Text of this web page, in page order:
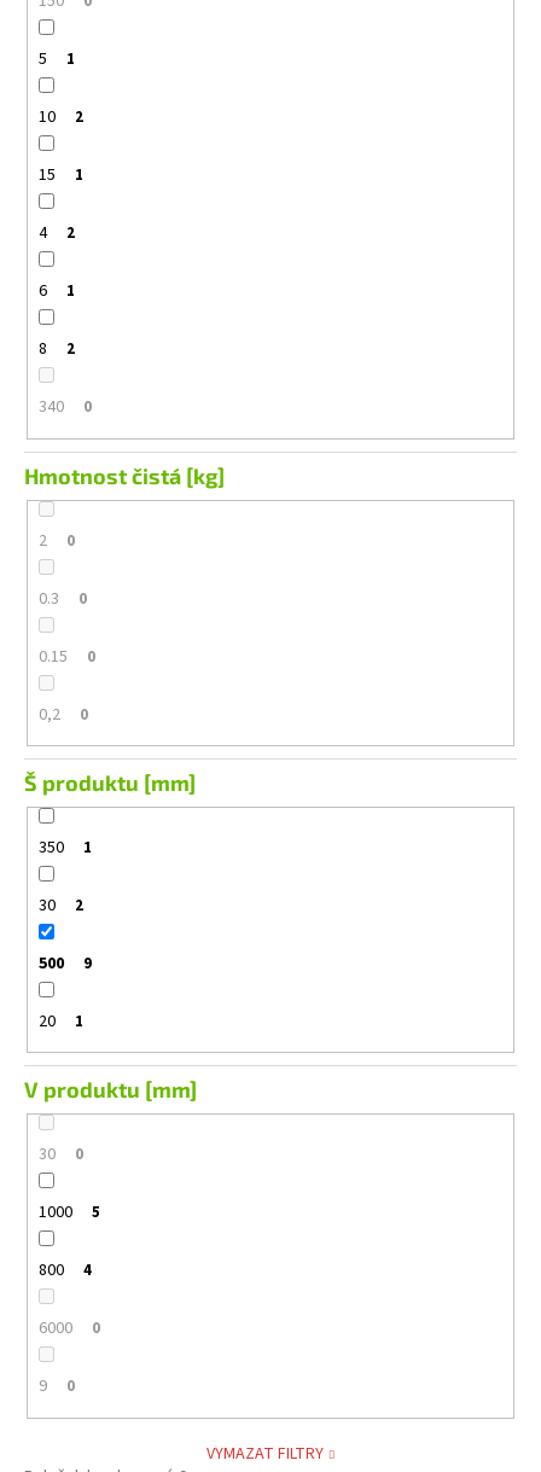
5 1
10 2
15 1
4 2
6 1
8 2
340 0
Hmotnost čistá [kg]
2 0
0.3 0
0.15 0
0,2 0
Š produktu [mm]
350 1
30 2
500 9
20 1
V produktu [mm]
30 0
1000 5
800 4
6000 0
9 0
VYMAZAT FILTRY